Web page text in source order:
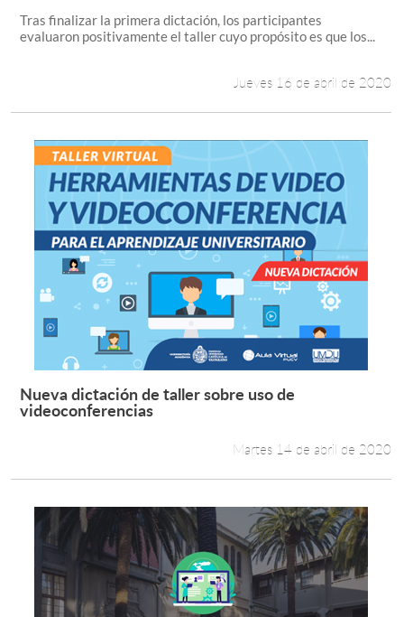
Tras finalizar la primera dictación, los participantes
evaluaron positivamente el taller cuyo propósito es que los...
Jueves 16 de abril de 2020
Leer más +
Nueva dictación de taller sobre uso de
videoconferencias
Martes 14 de abril de 2020